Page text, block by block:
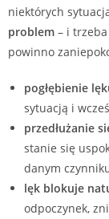
niektórych
problem – i
powinno
pogłębienie
sytuacją i
przedłużanie
stanie się
danym
lęk blokuje
odpoczynek,